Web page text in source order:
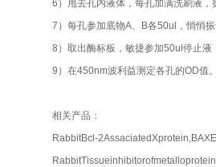
6）甩去孔内液体，每孔加满洗刷液
7）每孔参加底物A、B各50ul，悄悄
8）取出酶标板，敏捷参加50ul停止
9）在450nm波利益测定各孔的OD值
相关产品：
RabbitBcl-